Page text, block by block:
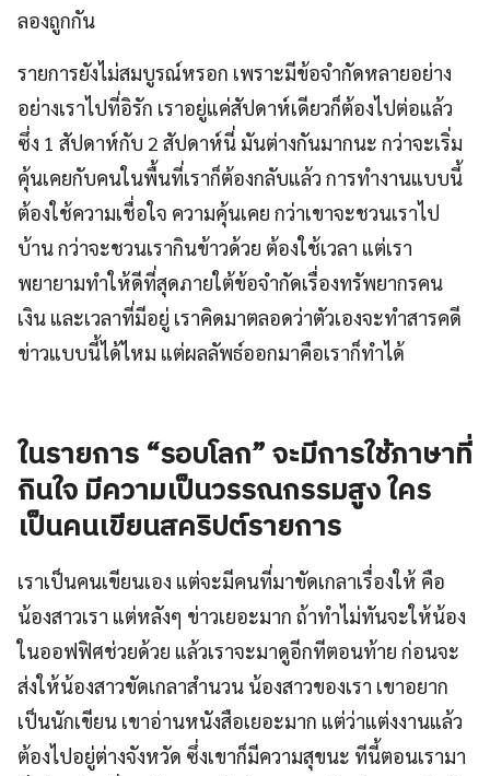
ลองถูกกัน
รายการยังไม่สมบูรณ์หรอก เพราะมีข้อจำกัดหลายอย่าง
อย่างเราไปที่อิรัก เราอยู่แค่สัปดาห์เดียวก็ต้องไปต่อแล้ว
ซึ่ง 1 สัปดาห์กับ 2 สัปดาห์นี่ มันต่างกันมากนะ กว่าจะเริ่ม
คุ้นเคยกับคนในพื้นที่เราก็ต้องกลับแล้ว การทำงานแบบนี้
ต้องใช้ความเชื่อใจ ความคุ้นเคย กว่าเขาจะชวนเราไป
บ้าน กว่าจะชวนเรากินข้าวด้วย ต้องใช้เวลา แต่เรา
พยายามทำให้ดีที่สุดภายใต้ข้อจำกัดเรื่องทรัพยากรคน
เงิน และเวลาที่มีอยู่ เราคิดมาตลอดว่าตัวเองจะทำสารคดี
ข่าวแบบนี้ได้ไหม แต่ผลลัพธ์ออกมาคือเราก็ทำได้
ในรายการ “รอบโลก” จะมีการใช้ภาษาที่
กินใจ มีความเป็นวรรณกรรมสูง ใคร
เป็นคนเขียนสคริปต์รายการ
เราเป็นคนเขียนเอง แต่จะมีคนที่มาขัดเกลาเรื่องให้ คือ
น้องสาวเรา แต่หลังๆ ข่าวเยอะมาก ถ้าทำไม่ทันจะให้น้อง
ในออฟฟิศช่วยด้วย แล้วเราจะมาดูอีกทีตอนท้าย ก่อนจะ
ส่งให้น้องสาวขัดเกลาสำนวน น้องสาวของเรา เขาอยาก
เป็นนักเขียน เขาอ่านหนังสือเยอะมาก แต่ว่าแต่งงานแล้ว
ต้องไปอยู่ต่างจังหวัด ซึ่งเขาก็มีความสุขนะ ทีนี้ตอนเรามา